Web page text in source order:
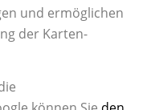
und ermöglichen
der Karten-